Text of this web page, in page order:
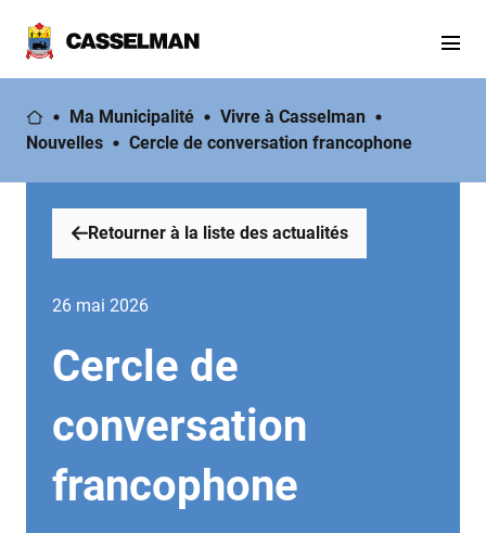
Ma Municipalité
Vivre à Casselman
Nouvelles
Cercle de conversation francophone
Retourner à la liste des actualités
26 mai 2026
Cercle de
conversation
francophone